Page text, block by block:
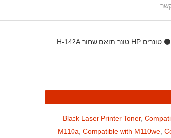
⚫ טונרים HP טונר תואם שחור H-142A
Black Laser Printer Toner,
M110a Compatible with M110we